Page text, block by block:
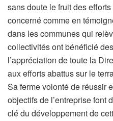
sans doute le fruit des
concerné comme en
dans les communes qui
collectivités ont bénéficié
l’appréciation de toute la
aux efforts abattus sur le
Sa ferme volonté de réussir
objectifs de l’entreprise font
clé du développement de